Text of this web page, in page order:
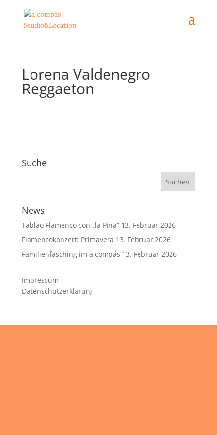
Lorena Valdenegro
Reggaeton
Suche
News
Tablao Flamenco con „la Pina“ 13. Februar 2026
Flamencokonzert: Primavera 13. Februar 2026
Familienfasching im a compás 13. Februar 2026
Impressum
Datenschutzerklärung